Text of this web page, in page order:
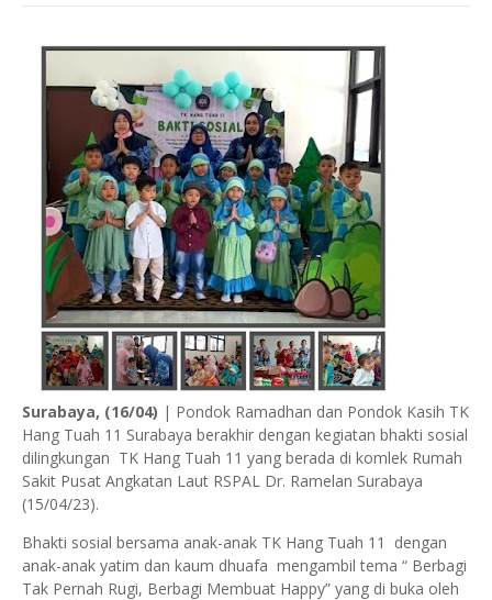
Surabaya, (16/04) | Pondok Ramadhan dan Pondok Kasih TK
Hang Tuah 11 Surabaya berakhir dengan kegiatan bhakti sosial
dilingkungan TK Hang Tuah 11 yang berada di komlek Rumah
Sakit Pusat Angkatan Laut RSPAL Dr. Ramelan Surabaya
(15/04/23).
Bhakti sosial bersama anak-anak TK Hang Tuah 11 dengan
anak-anak yatim dan kaum dhuafa mengambil tema “ Berbagi
Tak Pernah Rugi, Berbagi Membuat Happy” yang di buka oleh